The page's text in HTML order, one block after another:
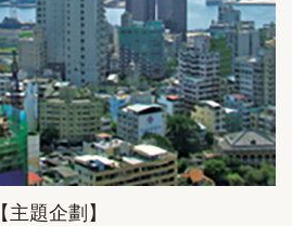
【主題企劃】